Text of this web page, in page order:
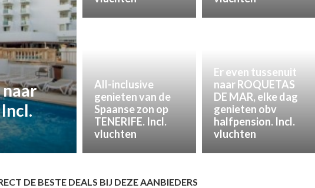
naar
All-inclusive
genieten van de
Spaanse zon op
TENERIFE. Incl.
vluchten
Er even tussenuit
naar ROQUETAS
DE MAR, elke dag
genieten obv
halfpension. Incl.
vluchten
DE BESTE DEALS BIJ DEZE AANBIEDERS